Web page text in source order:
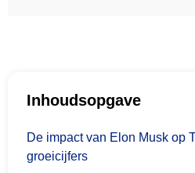
Inhoudsopgave
De impact van Elon Musk op
groeicijfers